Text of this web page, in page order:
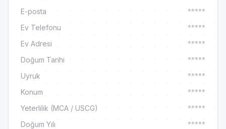
E-posta
*****
Ev Telefonu
*****
Ev Adresi
*****
Doğum Tarihi
*****
Uyruk
*****
Konum
*****
Yeterlilik (MCA / USCG)
*****
Doğum Yılı
*****